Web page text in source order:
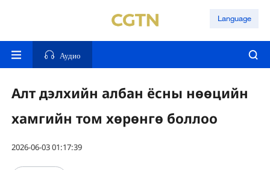
Language
Аудио
Алт дэлхийн албан ёсны нөөцийн
хамгийн том хөрөнгө боллоо
2026-06-03 01:17:39